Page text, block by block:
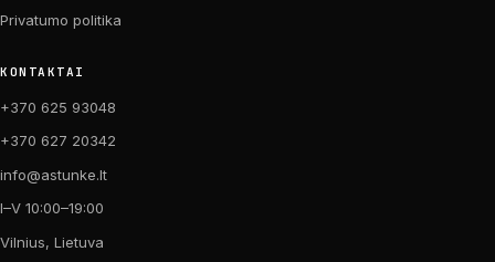
Privatumo politika
KONTAKTAI
+370 625 93048
+370 627 20342
info@astunke.lt
I–V 10:00–19:00
Vilnius, Lietuva